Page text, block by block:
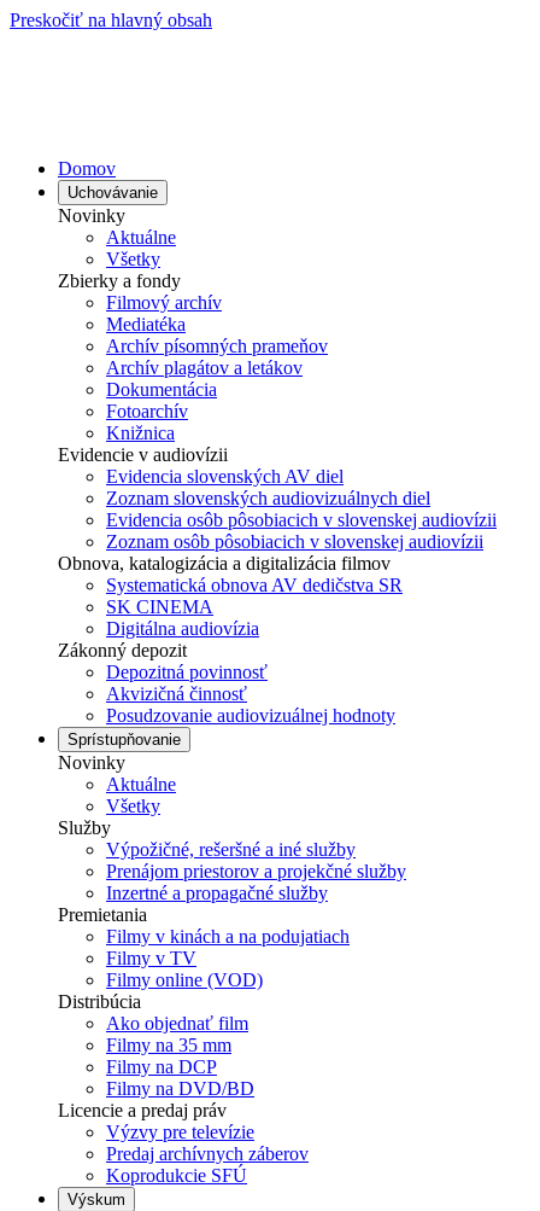
Preskočiť na hlavný obsah
Domov
Uchovávanie
Novinky
Aktuálne
Všetky
Zbierky a fondy
Filmový archív
Mediatéka
Archív písomných prameňov
Archív plagátov a letákov
Dokumentácia
Fotoarchív
Knižnica
Evidencie v audiovízii
Evidencia slovenských AV diel
Zoznam slovenských audiovizuálnych diel
Evidencia osôb pôsobiacich v slovenskej audiovízii
Zoznam osôb pôsobiacich v slovenskej audiovízii
Obnova, katalogizácia a digitalizácia filmov
Systematická obnova AV dedičstva SR
SK CINEMA
Digitálna audiovízia
Zákonný depozit
Depozitná povinnosť
Akvizičná činnosť
Posudzovanie audiovizuálnej hodnoty
Sprístupňovanie
Novinky
Aktuálne
Všetky
Služby
Výpožičné, rešeršné a iné služby
Prenájom priestorov a projekčné služby
Inzertné a propagačné služby
Premietania
Filmy v kinách a na podujatiach
Filmy v TV
Filmy online (VOD)
Distribúcia
Ako objednať film
Filmy na 35 mm
Filmy na DCP
Filmy na DVD/BD
Licencie a predaj práv
Výzvy pre televízie
Predaj archívnych záberov
Koprodukcie SFÚ
Výskum